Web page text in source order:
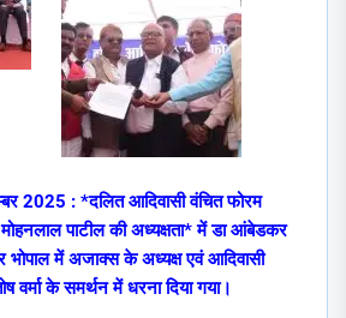
2025 : *दलित आदिवासी वंचित फोरम
पाटील की अध्यक्षता* में डा आंबेडकर
में अजाक्स के अध्यक्ष एवं आदिवासी
के समर्थन में धरना दिया गया।